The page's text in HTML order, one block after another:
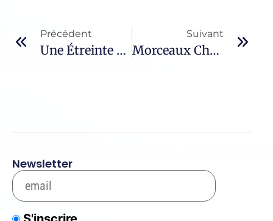
Précédent
Une Étreinte De Feu – 49 / Soeur Marie-Pascale
Suivant
Morceaux Choisis – 1076 / Carmel De France
Newsletter